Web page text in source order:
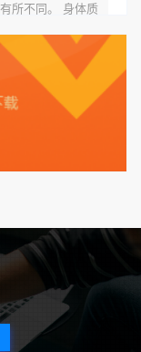
所不同。 身体质
常范围内，以确
种健康问题相关
赠者需要有规律
需要进行详细的
史与家族病史：
精神病史和传染
和医疗记录审查
习惯：捐赠者需
并且未使用可能
植入物。 学历与
历有一定要求，
选择受过高等教